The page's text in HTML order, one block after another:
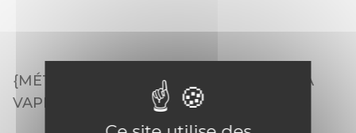
{MÉTHODE 3} AVEC UNE DÉCOLLEUSE À
VAPEUR